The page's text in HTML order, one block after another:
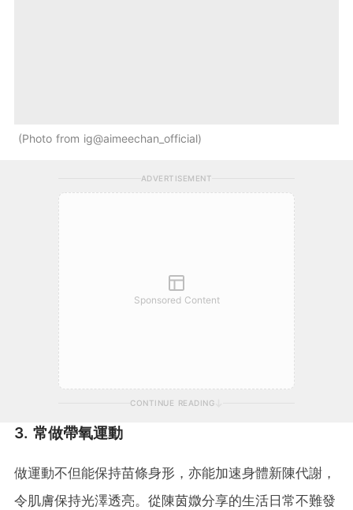
Photo from ig@aimeechan_official
ADVERTISEMENT
Sponsored Content
CONTINUE READING
3. 常做帶氧運動
做運動不但能保持苗條身形，亦能加速身體新陳代謝，
令肌膚保持光澤透亮。從陳茵媺分享的生活日常不難發